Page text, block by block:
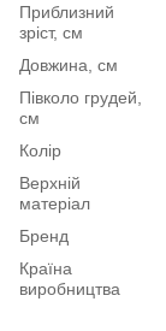
Приблизний
зріст, см
Довжина, см
Півколо грудей,
см
Колір
Верхній
матеріал
Бренд
Країна
виробництва